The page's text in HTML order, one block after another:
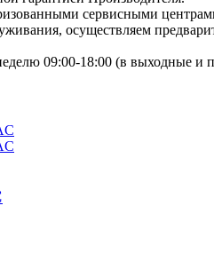
сервисными
осуществляем
09:00-18:00 (в выходные и